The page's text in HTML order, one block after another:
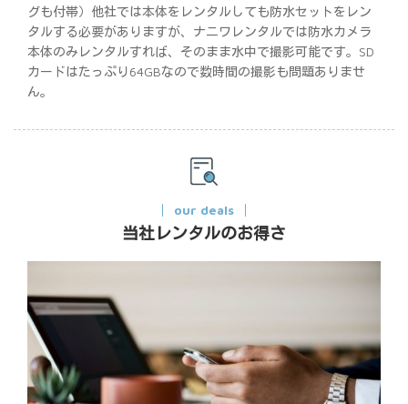
グも付帯）他社では本体をレンタルしても防水セットをレン
タルする必要がありますが、ナニワレンタルでは防水カメラ
本体のみレンタルすれば、そのまま水中で撮影可能です。SD
カードはたっぷり64GBなので数時間の撮影も問題ありませ
ん。
our deals
当社レンタルのお得さ